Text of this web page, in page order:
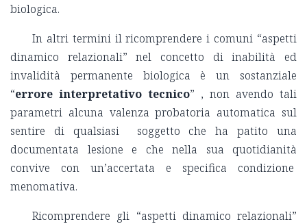
biologica.
In altri termini il ricomprendere i comuni “aspetti
dinamico relazionali” nel concetto di inabilità ed
invalidità permanente biologica è un sostanziale
“errore interpretativo tecnico” , non avendo tali
parametri alcuna valenza probatoria automatica sul
sentire di qualsiasi soggetto che ha patito una
documentata lesione e che nella sua quotidianità
convive con un’accertata e specifica condizione
menomativa.
Ricomprendere gli “aspetti dinamico relazionali”